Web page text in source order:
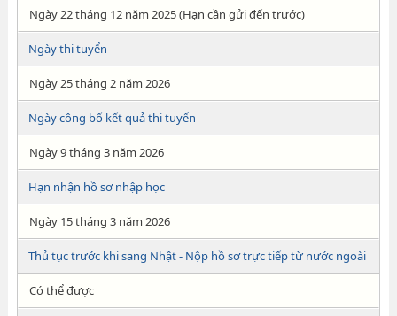
Ngày 22 tháng 12 năm 2025 (Hạn cần gửi đến trước)
Ngày thi tuyển
Ngày 25 tháng 2 năm 2026
Ngày công bố kết quả thi tuyển
Ngày 9 tháng 3 năm 2026
Hạn nhận hồ sơ nhập học
Ngày 15 tháng 3 năm 2026
Thủ tục trước khi sang Nhật - Nộp hồ sơ trực tiếp từ nước ngoài
Có thể được